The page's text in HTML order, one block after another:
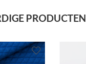
PRODUCTEN